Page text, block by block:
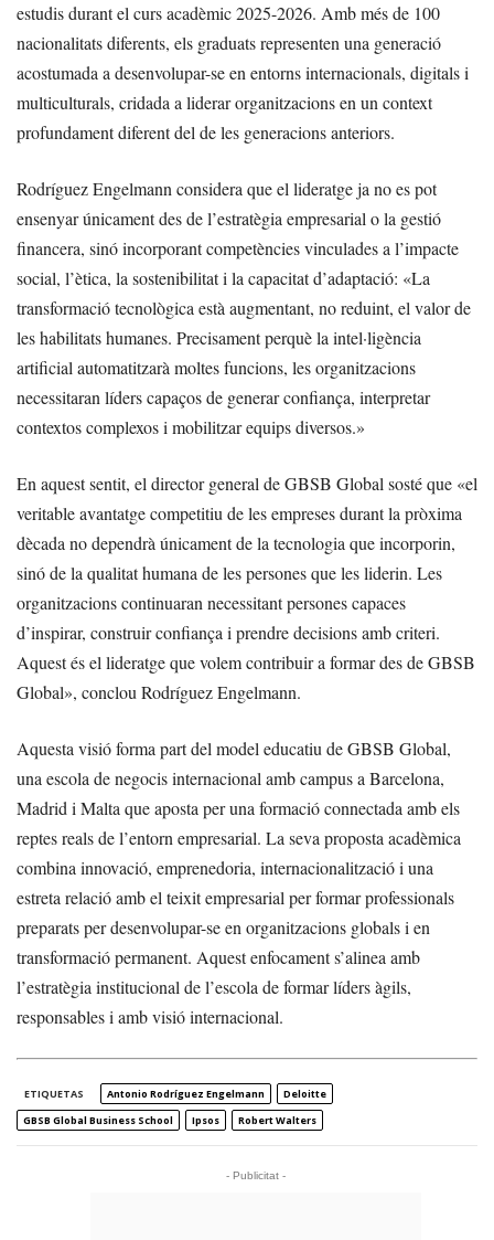
estudis durant el curs acadèmic 2025-2026. Amb més de 100
nacionalitats diferents, els graduats representen una generació
acostumada a desenvolupar-se en entorns internacionals, digitals i
multiculturals, cridada a liderar organitzacions en un context
profundament diferent del de les generacions anteriors.
Rodríguez Engelmann considera que el lideratge ja no es pot
ensenyar únicament des de l’estratègia empresarial o la gestió
financera, sinó incorporant competències vinculades a l’impacte
social, l’ètica, la sostenibilitat i la capacitat d’adaptació: «La
transformació tecnològica està augmentant, no reduint, el valor de
les habilitats humanes. Precisament perquè la intel·ligència
artificial automatitzarà moltes funcions, les organitzacions
necessitaran líders capaços de generar confiança, interpretar
contextos complexos i mobilitzar equips diversos.»
En aquest sentit, el director general de GBSB Global sosté que «el
veritable avantatge competitiu de les empreses durant la pròxima
dècada no dependrà únicament de la tecnologia que incorporin,
sinó de la qualitat humana de les persones que les liderin. Les
organitzacions continuaran necessitant persones capaces
d’inspirar, construir confiança i prendre decisions amb criteri.
Aquest és el lideratge que volem contribuir a formar des de GBSB
Global», conclou Rodríguez Engelmann.
Aquesta visió forma part del model educatiu de GBSB Global,
una escola de negocis internacional amb campus a Barcelona,
Madrid i Malta que aposta per una formació connectada amb els
reptes reals de l’entorn empresarial. La seva proposta acadèmica
combina innovació, emprenedoria, internacionalització i una
estreta relació amb el teixit empresarial per formar professionals
preparats per desenvolupar-se en organitzacions globals i en
transformació permanent. Aquest enfocament s’alinea amb
l’estratègia institucional de l’escola de formar líders àgils,
responsables i amb visió internacional.
ETIQUETAS Antonio Rodríguez Engelmann
Deloitte
GBSB Global Business School
Ipsos Robert Walters
- Publicitat -